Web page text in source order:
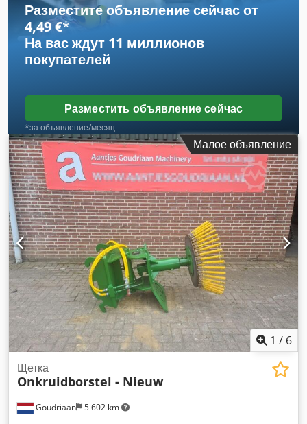
Разместите объявление сейчас от
4,49 €*
На вас ждут 11 миллионов
покупателей
Разместить объявление сейчас
*за объявление/месяц
Малое объявление
1 / 6
Goudriaan 5 602 km
Щетка
Onkruidborstel - Nieuw